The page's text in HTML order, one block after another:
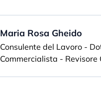
Maria Rosa Gheido
Consulente del Lavoro -
Commercialista - Revisore